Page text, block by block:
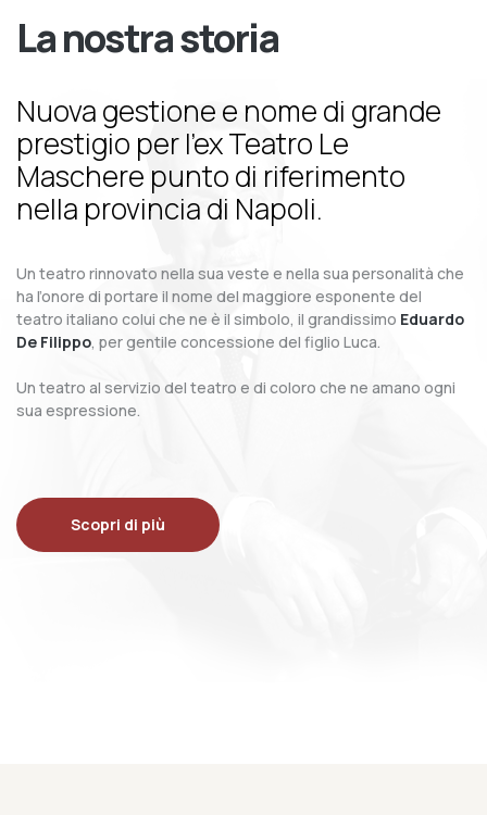
La nostra storia
Nuova gestione e nome di grande
prestigio per l’ex Teatro Le
Maschere punto di riferimento
nella provincia di Napoli.
Un teatro rinnovato nella sua veste e nella sua personalità che
ha l’onore di portare il nome del maggiore esponente del
teatro italiano colui che ne è il simbolo, il grandissimo Eduardo
De Filippo, per gentile concessione del figlio Luca.
Un teatro al servizio del teatro e di coloro che ne amano ogni
sua espressione.
Scopri di più